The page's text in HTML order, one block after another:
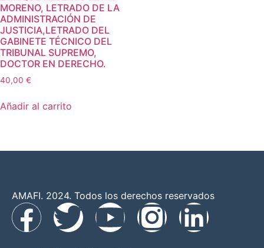
MORENO, LETRADO DE LA
ADMINISTRACIÓN DE
JUSTICIA,LETRADO DEL
GABINETE TÉCNICO DEL
TRIBUNAL SUPREMO,
DOCTOR EN DERECHO.
40,00 €
Añadir al carrito
AMAFI. 2024. Todos los derechos reservados